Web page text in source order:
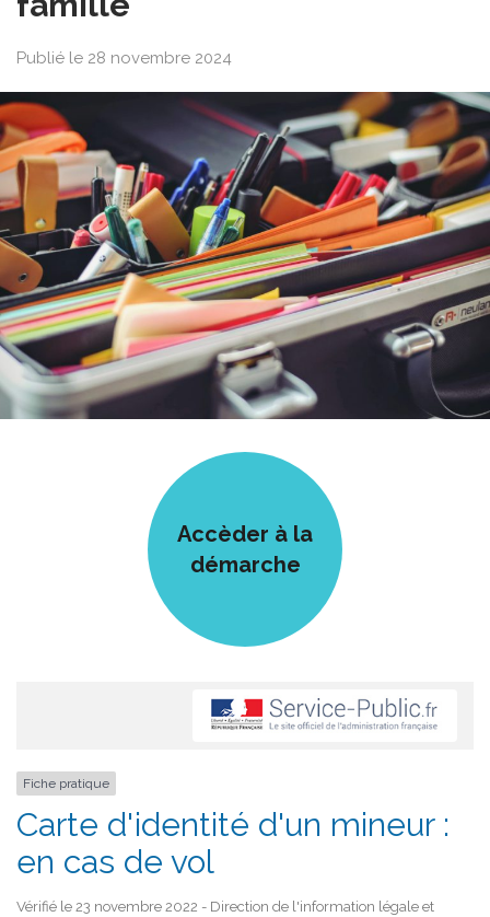
Publié le 28 novembre 2024
Accèder à la
démarche
Fiche pratique
Carte d'identité d'un mineur :
en cas de vol
Vérifié le 23 novembre 2022 - Direction de l'information légale et